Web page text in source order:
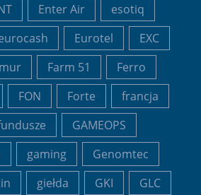
Enter Air
esotiq
Eurotel
EXC
Farm 51
Ferro
FON Forte
francja
GAMEOPS
gaming
Genomtec
giełda GKI
GLC